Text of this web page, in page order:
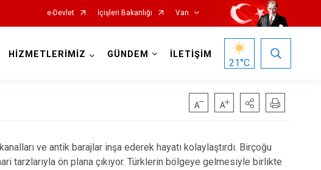
e-Devlet İçişleri Bakanlığı Van
HİZMETLERİMİZ GÜNDEM İLETİŞİM
21°C
ve antik barajlar inşa ederek hayatı kolaylaştırdı. Birçoğu
tarzlarıyla ön plana çıkıyor. Türklerin bölgeye gelmesiyle birlikte